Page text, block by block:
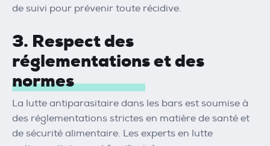
de suivi pour prévenir toute récidive.
3. Respect des
réglementations et des
normes
La lutte antiparasitaire dans les bars est soumise à
des réglementations strictes en matière de santé et
de sécurité alimentaire. Les experts en lutte